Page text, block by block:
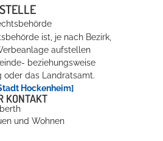
den perfekten Standort für Events
ist, je nach Bezirk,
aufstellen
beziehungsweise
oder das Landratsamt.
Hockenheim]
KONTAKT
und Wohnen